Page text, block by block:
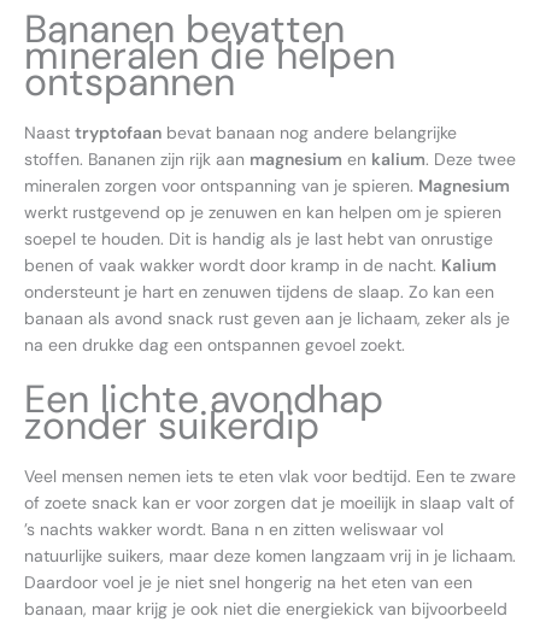
Bananen bevatten
mineralen die helpen
ontspannen
Naast tryptofaan bevat banaan nog andere belangrijke
stoffen. Bananen zijn rijk aan magnesium en kalium. Deze twee
mineralen zorgen voor ontspanning van je spieren. Magnesium
werkt rustgevend op je zenuwen en kan helpen om je spieren
soepel te houden. Dit is handig als je last hebt van onrustige
benen of vaak wakker wordt door kramp in de nacht. Kalium
ondersteunt je hart en zenuwen tijdens de slaap. Zo kan een
banaan als avond snack rust geven aan je lichaam, zeker als je
na een drukke dag een ontspannen gevoel zoekt.
Een lichte avondhap
zonder suikerdip
Veel mensen nemen iets te eten vlak voor bedtijd. Een te zware
of zoete snack kan er voor zorgen dat je moeilijk in slaap valt of
’s nachts wakker wordt. Bana n en zitten weliswaar vol
natuurlijke suikers, maar deze komen langzaam vrij in je lichaam.
Daardoor voel je je niet snel hongerig na het eten van een
banaan, maar krijg je ook niet die energiekick van bijvoorbeeld